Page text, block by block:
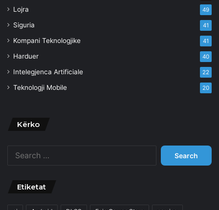
Lojra 49
Siguria 41
Kompani Teknologjike 41
Harduer 40
Intelegjenca Artificiale 22
Teknologji Mobile 20
Kërko
Search
for:
Etiketat